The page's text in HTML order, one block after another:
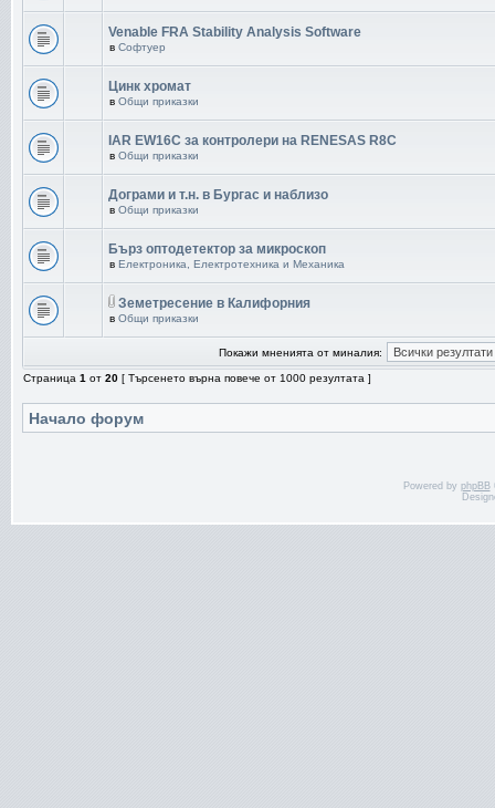
Venable FRA Stability Analysis Software
в Софтуер
Цинк хромат
в Общи приказки
IAR EW16C за контролери на RENESAS R8C
в Общи приказки
Дограми и т.н. в Бургас и наблизо
в Общи приказки
Бърз оптодетектор за микроскоп
в Електроника, Електротехника и Механика
Земетресение в Калифорния
в Общи приказки
Покажи мненията от миналия:
Страница 1 от 20 [ Търсенето върна повече от 1000 резултата ]
Начало форум
Powered by phpBB